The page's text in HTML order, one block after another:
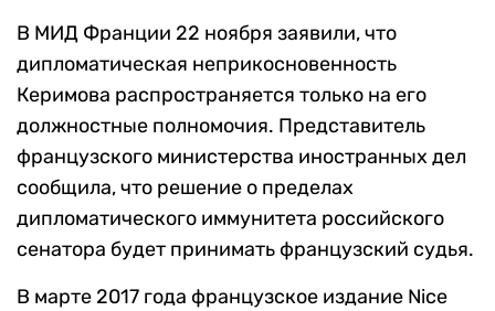
В МИД Франции 22 ноября заявили, что
дипломатическая неприкосновенность
Керимова распространяется только на его
должностные полномочия. Представитель
французского министерства иностранных дел
сообщила, что решение о пределах
дипломатического иммунитета российского
сенатора будет принимать французский судья.
В марте 2017 года французское издание Nice